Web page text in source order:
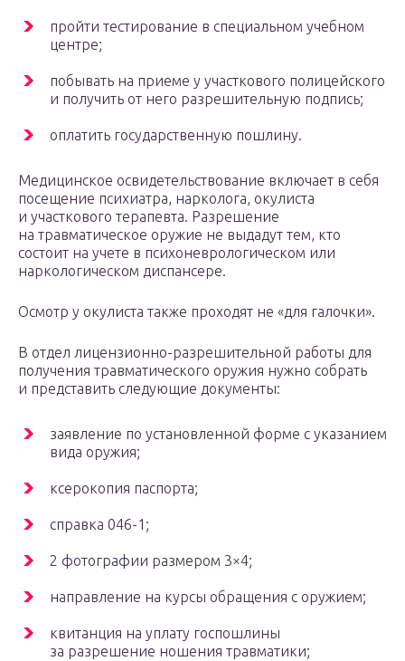
пройти тестирование в специальном учебном
центре;
побывать на приеме у участкового полицейского
и получить от него разрешительную подпись;
оплатить государственную пошлину.
Медицинское освидетельствование включает в себя
посещение психиатра, нарколога, окулиста
и участкового терапевта. Разрешение
на травматическое оружие не выдадут тем, кто
состоит на учете в психоневрологическом или
наркологическом диспансере.
Осмотр у окулиста также проходят не «для галочки».
В отдел лицензионно-разрешительной работы для
получения травматического оружия нужно собрать
и представить следующие документы:
заявление по установленной форме с указанием
вида оружия;
ксерокопия паспорта;
справка 046-1;
2 фотографии размером 3×4;
направление на курсы обращения с оружием;
квитанция на уплату госпошлины
за разрешение ношения травматики;